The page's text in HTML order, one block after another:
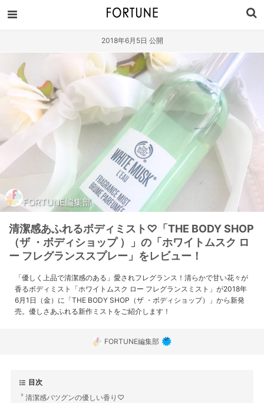
2018年6月5日 公開
FORTUNE編集部
清潔感あふれるボディミスト♡「THE BODY SHOP
（ザ ・ボディショップ ）」の「ホワイトムスク ロ
ー フレグランススプレー」をレビュー！
「優しく上品で清潔感のある」愛されフレグランス！清らかで甘い花々が
香るボディミスト「ホワイトムスク ロー フレグランスミスト」が2018年
6月1日（金）に「THE BODY SHOP（ザ ・ボディショップ）」から新発
売。優しさあふれる新作ミストをご紹介します！
FORTUNE編集部
目次
清潔感バツグンの優しい香り♡